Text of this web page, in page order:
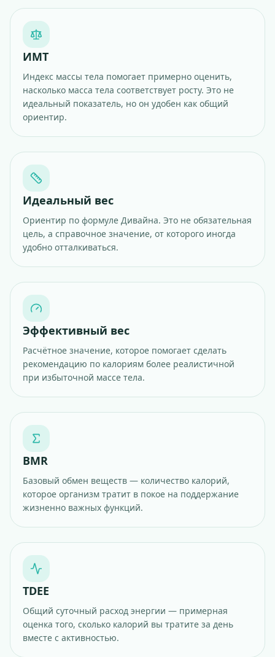
ИМТ
Индекс массы тела помогает примерно оценить,
насколько масса тела соответствует росту. Это не
идеальный показатель, но он удобен как общий
ориентир.
Идеальный вес
Ориентир по формуле Дивайна. Это не обязательная
цель, а справочное значение, от которого иногда
удобно отталкиваться.
Эффективный вес
Расчётное значение, которое помогает сделать
рекомендацию по калориям более реалистичной
при избыточной массе тела.
BMR
Базовый обмен веществ — количество калорий,
которое организм тратит в покое на поддержание
жизненно важных функций.
TDEE
Общий суточный расход энергии — примерная
оценка того, сколько калорий вы тратите за день
вместе с активностью.